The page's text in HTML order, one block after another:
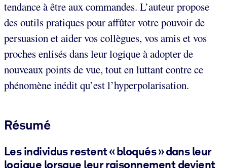
tendance à être aux commandes. L’auteur propose
des outils pratiques pour affûter votre pouvoir de
persuasion et aider vos collègues, vos amis et vos
proches enlisés dans leur logique à adopter de
nouveaux points de vue, tout en luttant contre ce
phénomène inédit qu’est l’hyperpolarisation.
Résumé
Les individus restent « bloqués » dans leur
logique lorsque leur raisonnement devient